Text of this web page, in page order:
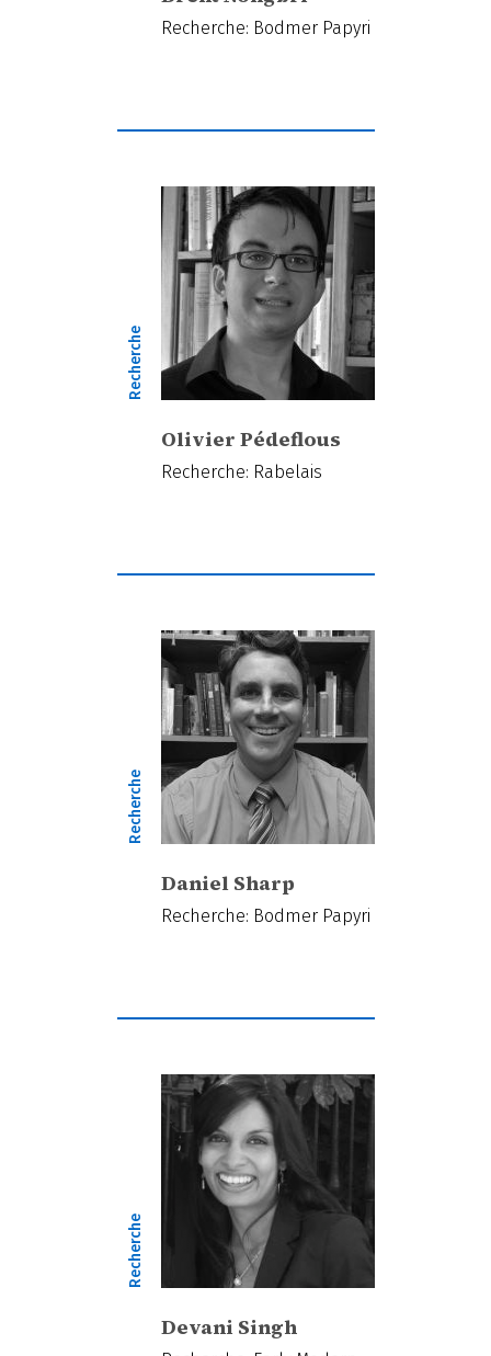
Recherche: Bodmer Papyri
Recherche
Olivier Pédeflous
Recherche: Rabelais
Recherche
Daniel Sharp
Recherche: Bodmer Papyri
Recherche
Devani Singh